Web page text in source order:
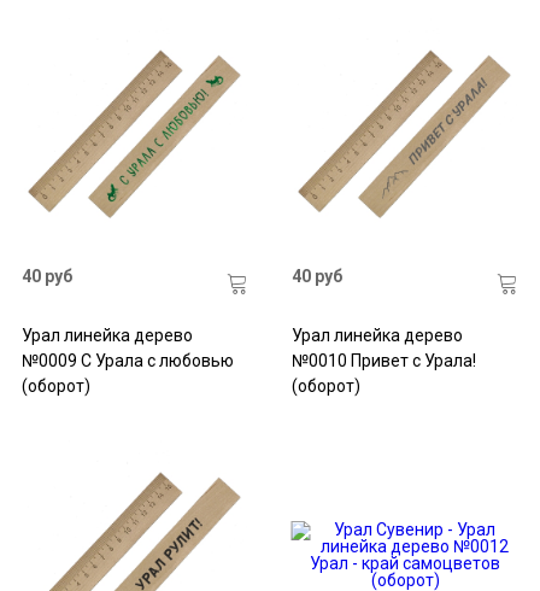
40 руб
Урал линейка дерево
№0009 С Урала с любовью
(оборот)
40 руб
Урал линейка дерево
№0010 Привет с Урала!
(оборот)